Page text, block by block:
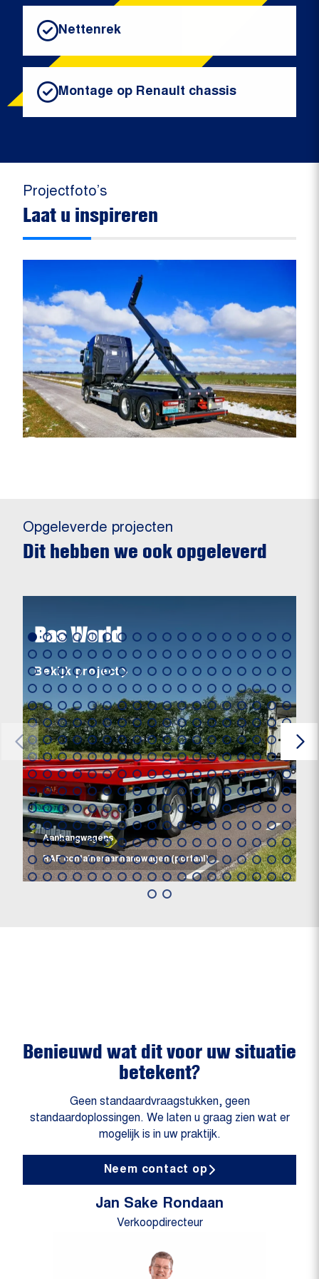
Nettenrek
Montage op Renault chassis
Projectfoto’s
Laat u inspireren
Opgeleverde projecten
Dit hebben we ook opgeleverd
Aanhangwagens
RAF containeraanhangwagen (portaal)
Bas World
Bekijk project
Benieuwd wat dit voor uw situatie
betekent?
Geen standaardvraagstukken, geen
standaardoplossingen. We laten u graag zien wat er
mogelijk is in uw praktijk.
Neem contact op
Jan Sake Rondaan
Verkoopdirecteur